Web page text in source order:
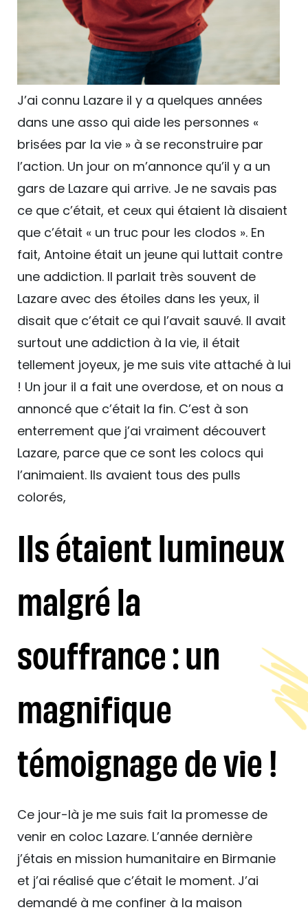
J’ai connu Lazare il y a quelques années
dans une asso qui aide les personnes «
brisées par la vie » à se reconstruire par
l’action. Un jour on m’annonce qu’il y a un
gars de Lazare qui arrive. Je ne savais pas
ce que c’était, et ceux qui étaient là disaient
que c’était « un truc pour les clodos ». En
fait, Antoine était un jeune qui luttait contre
une addiction. Il parlait très souvent de
Lazare avec des étoiles dans les yeux, il
disait que c’était ce qui l’avait sauvé. Il avait
surtout une addiction à la vie, il était
tellement joyeux, je me suis vite attaché à lui
! Un jour il a fait une overdose, et on nous a
annoncé que c’était la fin. C’est à son
enterrement que j’ai vraiment découvert
Lazare, parce que ce sont les colocs qui
l’animaient. Ils avaient tous des pulls
colorés,
Ils étaient lumineux
malgré la
souffrance : un
magnifique
témoignage de vie !
Ce jour-là je me suis fait la promesse de
venir en coloc Lazare. L’année dernière
j’étais en mission humanitaire en Birmanie
et j’ai réalisé que c’était le moment. J’ai
demandé à me confiner à la maison